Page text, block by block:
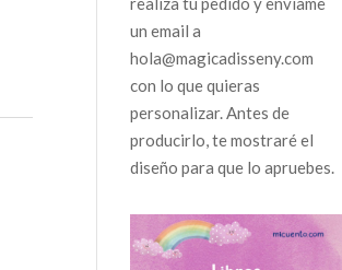
un email a
hola@magicadisseny.com
con lo que quieras
personalizar. Antes de
producirlo, te mostraré el
diseño para que lo apruebes.